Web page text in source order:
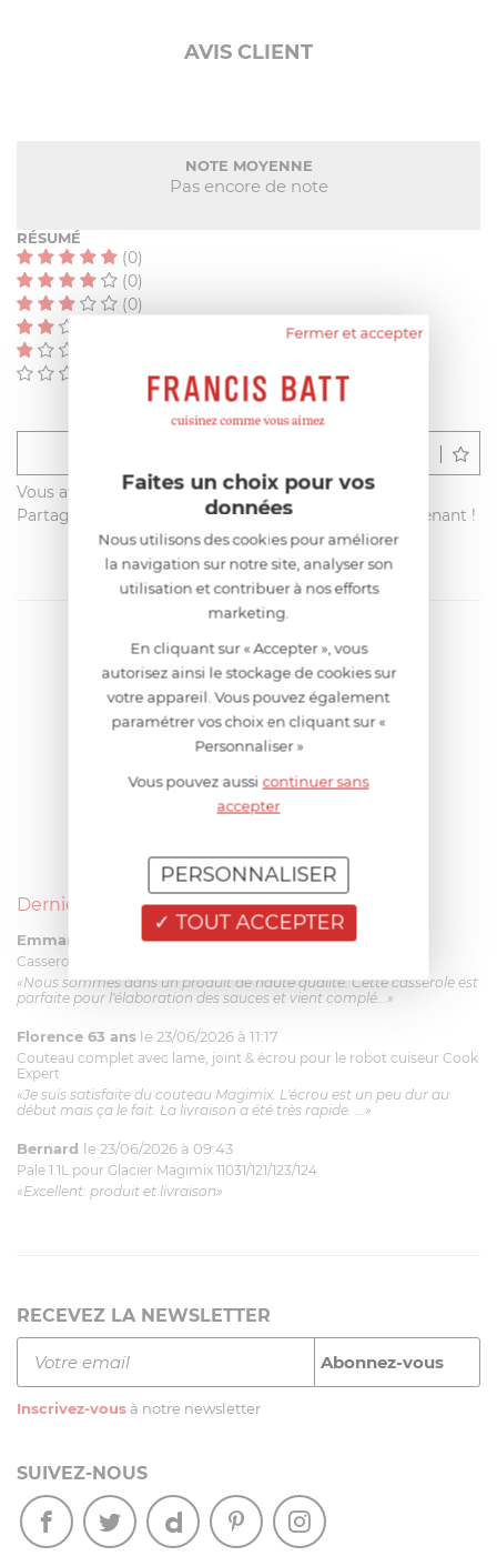
AVIS CLIENT
NOTE MOYENNE
Pas encore de note
RÉSUMÉ
(0)
(0)
(0)
Vous avez acheté ce produit sur francisbatt.com ?
Partagez votre avis avec les autres clients dès maintenant !
Derniers avis produits
Emmanuel 56 ansle 23/06/2026 à 12:04
Casserole mini 9 cm Castelpro 5 ply poignée fixe
«Nous sommes dans un produit de haute qualité. Cette casserole est
parfaite pour l'élaboration des sauces et vient complé...»
Florence 63 ans le 23/06/2026 à 11:17
Couteau complet avec lame, joint & écrou pour le robot cuiseur Cook
Expert
«Je suis satisfaite du couteau Magimix. L'écrou est un peu dur au
début mais ça le fait. La livraison a été très rapide. ...»
Bernard le 23/06/2026 à 09:43
Pale 1.1L pour Glacier Magimix 11031/121/123/124
«Excellent: produit et livraison»
RECEVEZ LA NEWSLETTER
Inscrivez-vous à notre newsletter
SUIVEZ-NOUS
Fermer et accepter
Faites un choix pour vos
données
Nous utilisons des cookies pour améliorer
la navigation sur notre site, analyser son
utilisation et contribuer à nos efforts
marketing.
En cliquant sur « Accepter », vous
autorisez ainsi le stockage de cookies sur
votre appareil. Vous pouvez également
paramétrer vos choix en cliquant sur «
Personnaliser »
Vous pouvez aussicontinuer sans
accepter
TOUT ACCEPTER
PERSONNALISER